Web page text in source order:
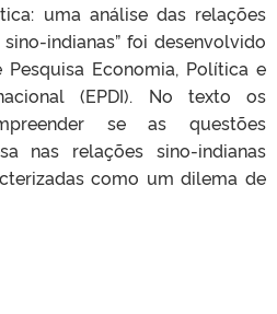
uma análise das relações
indianas” foi desenvolvido
Economia, Política e
(EPDI). No texto os
se as questões
nas relações sino-indianas
como um dilema de